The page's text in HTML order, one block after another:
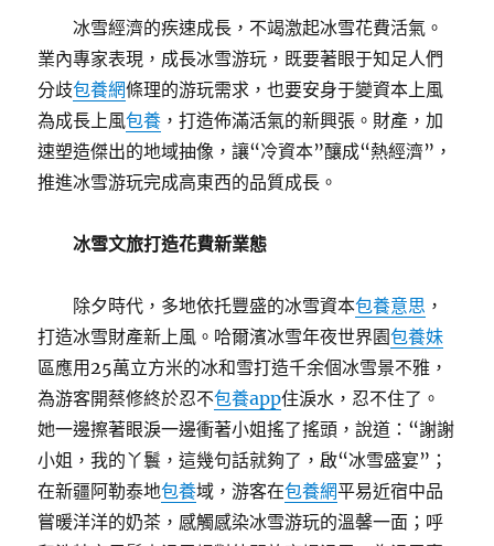
冰雪經濟的疾速成長，不竭激起冰雪花費活氣。
業內專家表現，成長冰雪游玩，既要著眼于知足人們
分歧包養網條理的游玩需求，也要安身于變資本上風
為成長上風包養 ，打造佈滿活氣的新興張。財產，加
速塑造傑出的地域抽像，讓“冷資本”釀成“熱經濟”，
推進冰雪游玩完成高東西的品質成長。
冰雪文旅打造花費新業態
除夕時代，多地依托豐盛的冰雪資本包養意思 ，
打造冰雪財產新上風。哈爾濱冰雪年夜世界園包養妹
區應用25萬立方米的冰和雪打造千余個冰雪景不雅，
為游客開蔡修終於忍不包養app住淚水，忍不住了。
她一邊擦著眼淚一邊衝著小姐搖了搖頭，說道：“謝謝
小姐，我的丫鬟，這幾句話就夠了，啟“冰雪盛宴”；
在新疆阿勒泰地包養域，游客在包養網平易近宿中品
嘗暖洋洋的奶茶，感觸感染冰雪游玩的溫馨一面；呼